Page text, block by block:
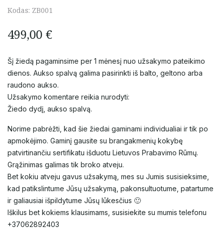
Kodas: ZB001
499,00 €
Šį žiedą pagaminsime per 1 mėnesį nuo užsakymo pateikimo
dienos. Aukso spalvą galima pasirinkti iš balto, geltono arba
raudono aukso.
Užsakymo komentare reikia nurodyti:
Žiedo dydį, aukso spalvą.
Norime pabrėžti, kad šie žiedai gaminami individualiai ir tik po
apmokėjimo. Gaminį gausite su brangakmenių kokybę
patvirtinančiu sertifikatu išduotu Lietuvos Prabavimo Rūmų.
Grąžinimas galimas tik broko atveju.
Bet kokiu atveju gavus užsakymą, mes su Jumis susisieksime,
kad patikslintume Jūsų užsakymą, pakonsultuotume, patartume
ir galiausiai išpildytume Jūsų lūkesčius 🙂
Iškilus bet kokiems klausimams, susisiekite su mumis telefonu
+37062892403